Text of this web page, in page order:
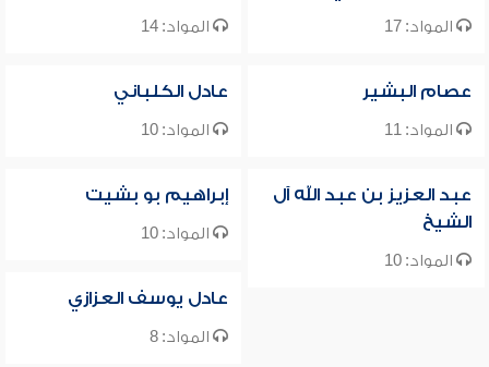
المواد: 17 المواد: 14
عصام البشير
المواد: 11
عادل الكلباني
المواد: 10
عبد العزيز بن عبد الله آل
الشيخ
المواد: 10
إبراهيم بو بشيت
المواد: 10
عادل يوسف العزازي
المواد: 8